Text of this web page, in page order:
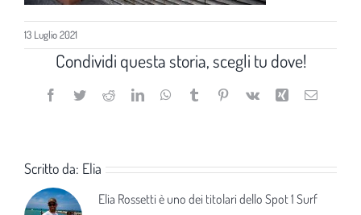
13 Luglio 2021
Condividi questa storia, scegli tu dove!
Facebook
TwitterRedditLinkedInWhatsApp
TumblrPinterest
Vk Xing Email
Scritto da: Elia
Elia Rossetti è uno dei titolari dello Spot 1 Surf